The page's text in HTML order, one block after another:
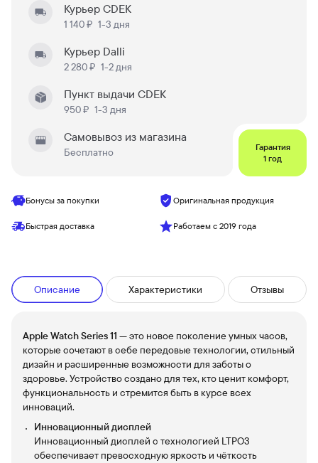
Курьер CDEK
1 140 ₽ 1-3 дня
Курьер Dalli
2 280 ₽ 1-2 дня
Пункт выдачи CDEK
950 ₽ 1-3 дня
Самовывоз из магазина
Бесплатно
Гарантия
1 год
Бонусы за покупки Оригинальная продукция
Быстрая доставка Работаем с 2019 года
Описание Характеристики Отзывы
Apple Watch Series 11 — это новое поколение умных часов,
которые сочетают в себе передовые технологии, стильный
дизайн и расширенные возможности для заботы о
здоровье. Устройство создано для тех, кто ценит комфорт,
функциональность и стремится быть в курсе всех
инноваций.
Инновационный дисплей
Инновационный дисплей с технологией LTPO3
обеспечивает превосходную яркость и чёткость